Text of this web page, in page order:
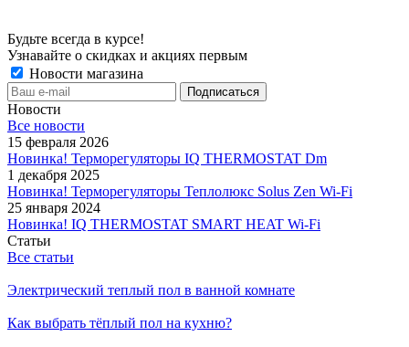
Будьте всегда в курсе!
Узнавайте о скидках и акциях первым
Новости магазина
Новости
Все новости
15 февраля 2026
Новинка! Терморегуляторы IQ THERMOSTAT Dm
1 декабря 2025
Новинка! Терморегуляторы Теплолюкс Solus Zen Wi-Fi
25 января 2024
Новинка! IQ THERMOSTAT SMART HEAT Wi-Fi
Статьи
Все статьи
Электрический теплый пол в ванной комнате
Как выбрать тёплый пол на кухню?